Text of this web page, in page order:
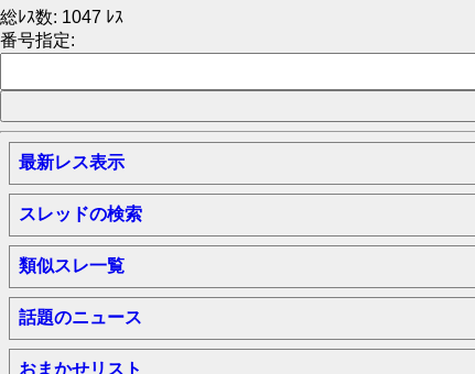
総ﾚｽ数: 1047 ﾚｽ
番号指定:
最新レス表示
スレッドの検索
類似スレ一覧
話題のニュース
おまかせリスト